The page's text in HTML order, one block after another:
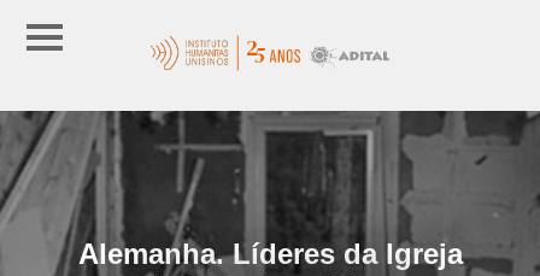
Alemanha. Líderes da Igreja